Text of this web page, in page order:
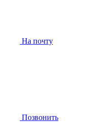
На почту
Позвонить